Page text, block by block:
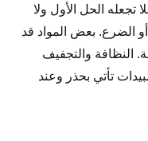
تجعله الحل الأول ولا
الضرع. بعض المواد قد
النظافة والتجفيف
تأتي بحذر وعند